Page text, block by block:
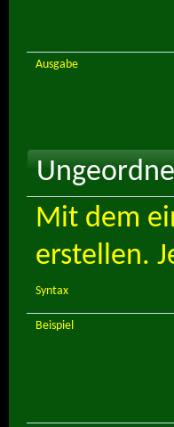
Ausgabe
Mit dem
erstellen.
Syntax
Beispiel